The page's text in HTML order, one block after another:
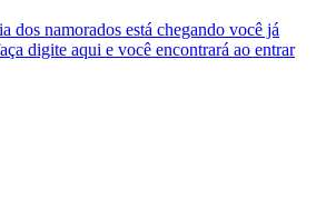
dos namorados está chegando você já
digite aqui e você encontrará ao entrar